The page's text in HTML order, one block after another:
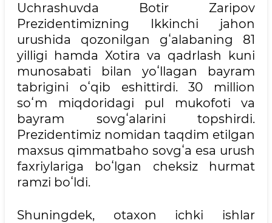
Uchrashuvda Botir Zaripov
Prezidentimizning Ikkinchi jahon
urushida qozonilgan gʻalabaning 81
yilligi hamda Xotira va qadrlash kuni
munosabati bilan yoʻllagan bayram
tabrigini oʻqib eshittirdi. 30 million
soʻm miqdoridagi pul mukofoti va
bayram sovgʻalarini topshirdi.
Prezidentimiz nomidan taqdim etilgan
maxsus qimmatbaho sovgʻa esa urush
faxriylariga boʻlgan cheksiz hurmat
ramzi boʻldi.
Shuningdek, otaxon ichki ishlar